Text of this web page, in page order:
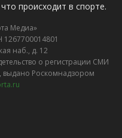
происходит в спорте.
Медиа»
наб., д. 12
о регистрации СМИ
выдано Роскомнадзором